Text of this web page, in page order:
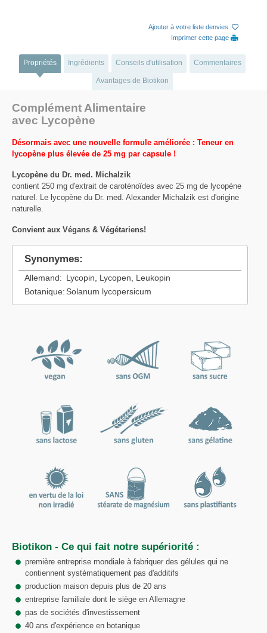
Ajouter à votre liste denvies
Imprimer cette page
Propriétés Ingrédients Conseils d'utilisation Commentaires
Avantages de Biotikon
Complément Alimentaire
avec Lycopène
Désormais avec une nouvelle formule améliorée : Teneur en
lycopène plus élevée de 25 mg par capsule !
Lycopène du Dr. med. Michalzik
contient 250 mg d'extrait de caroténoïdes avec 25 mg de lycopène
naturel. Le lycopène du Dr. med. Alexander Michalzik est d'origine
naturelle.
Convient aux Végans & Végétariens!
Synonymes:
Allemand: Lycopin, Lycopen, Leukopin
Botanique: Solanum lycopersicum
Biotikon - Ce qui fait notre supériorité :
première entreprise mondiale à fabriquer des gélules qui ne
contiennent systèmatiquement pas d'additifs
production maison depuis plus de 20 ans
entreprise familiale dont le siège en Allemagne
pas de sociétés d'investissement
40 ans d'expérience en botanique